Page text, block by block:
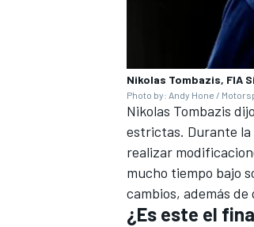
Nikolas Tombazis, FIA
Photo by: Andy Hone /
Nikolas Tombazis
estrictas. Durante
realizar
mucho tiempo bajo
cambios, además
¿Es este el